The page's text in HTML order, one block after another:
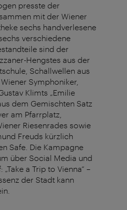
presste der
mit der Wiener
sechs handverlesene
verschiedene
sind der
Hengstes aus der
Schallwellen aus
Symphoniker,
Klimts „Emilie
dem Gemischten Satz
am Pfarrplatz,
Riesenrades sowie
Freuds kürzlich
Safe. Die Kampagne
über Social Media und
a Trip to Vienna“ –
der Stadt kann